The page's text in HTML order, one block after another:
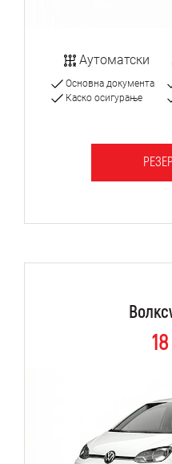
Аутоматски
Основна документа
Каско осигурање
18